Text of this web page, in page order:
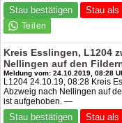
Stau bestätigen Stau als
Kreis Esslingen, L1204
Nellingen auf den
Meldung vom: 24.10.2019, 08:28
L1204 24.10.19, 08:28 Kreis
Abzweig nach Nellingen auf
ist aufgehoben. —
Stau bestätigen Stau als